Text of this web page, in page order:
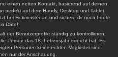
einen netten Kontakt, basierend auf deinen
perfekt auf dem Handy, Desktop und Tablet
bei Fickmeister an und sichere dir noch heute
Date!
der Benutzerprofile ständig zu kontrollieren.
Person das 18. Lebensjahr erreicht hat. Es
Personen keine echten Mitglieder sind.
nur der Anschauung.